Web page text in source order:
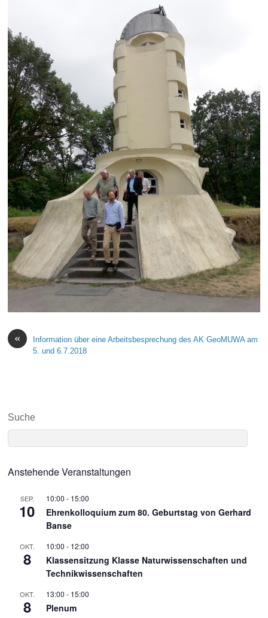
«
Information über eine Arbeitsbesprechung des AK GeoMUWA am
5. und 6.7.2018
Suche
Anstehende Veranstaltungen
SEP.
10
10:00 - 15:00
Ehrenkolloquium zum 80. Geburtstag von Gerhard
Banse
OKT.
8
10:00 - 12:00
Klassensitzung Klasse Naturwissenschaften und
Technikwissenschaften
OKT.
8
13:00 - 15:00
Plenum